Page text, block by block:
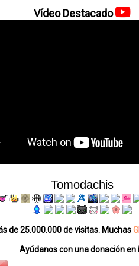
Vídeo Destacado
Tomodachis
de 25.000.000 de visitas. MuchasG
Ayúdanos con una donación en